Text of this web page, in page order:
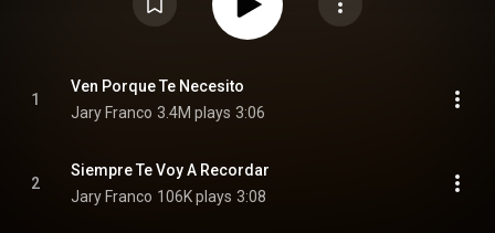
1
Ven Porque Te Necesito
Jary Franco 3.4M plays 3:06
2
Siempre Te Voy A Recordar
Jary Franco 106K plays 3:08